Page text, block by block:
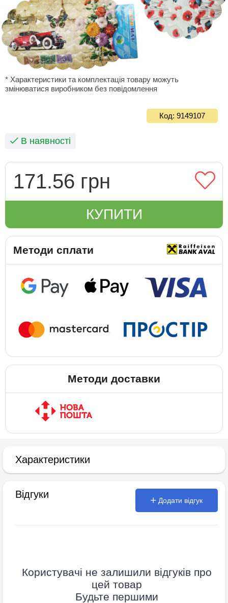
* Характеристики та комплектація товару можуть
змінюватися виробником без повідомлення
Код: 9149107
В наявності
171.56 грн
КУПИТИ
Методи сплати
Методи доставки
Характеристики
Відгуки
Додати відгук
Користувачі не залишили відгуків про
цей товар
Будьте першими